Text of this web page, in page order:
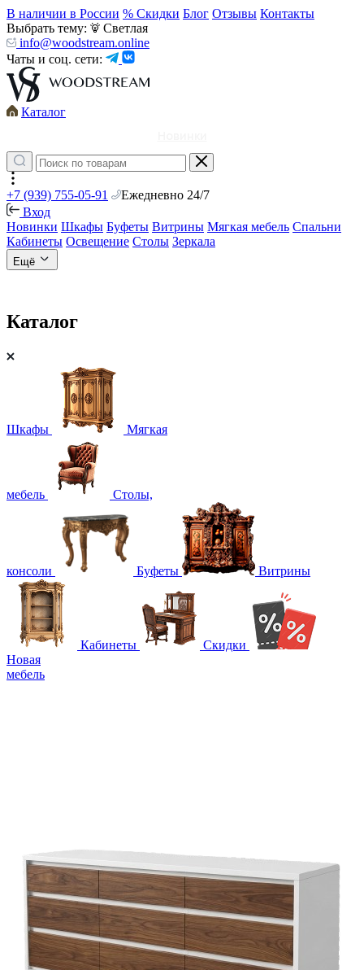
В наличии в России % Скидки Блог Отзывы Контакты
Выбрать тему:
Светлая
info@woodstream.online
Чаты и соц. сети:
Каталог
+7 (939) 755-05-91
Ежедневно 24/7
Вход
Новинки Шкафы Буфеты Витрины Мягкая мебель Спальни
Кабинеты Освещение Столы Зеркала
Ещё
Каталог
Шкафы Мягкая
мебель Столы,
консоли Буфеты Витрины
Кабинеты
Скидки
Новая
мебель